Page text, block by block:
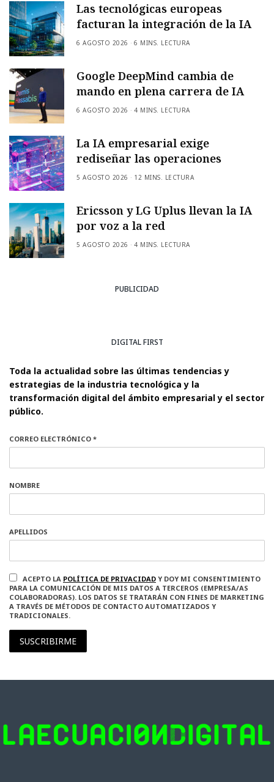
Las tecnológicas europeas
facturan la integración de la IA
6 AGOSTO 2026 6 MINS. LECTURA
Google DeepMind cambia de
mando en plena carrera de IA
6 AGOSTO 2026 4 MINS. LECTURA
La IA empresarial exige
rediseñar las operaciones
5 AGOSTO 2026 12 MINS. LECTURA
Ericsson y LG Uplus llevan la IA
por voz a la red
5 AGOSTO 2026 4 MINS. LECTURA
PUBLICIDAD
DIGITAL FIRST
Toda la actualidad sobre las últimas tendencias y
estrategias de la industria tecnológica y la
transformación digital del ámbito empresarial y el sector
público.
CORREO ELECTRÓNICO *
NOMBRE
APELLIDOS
ACEPTO LA POLÍTICA DE PRIVACIDAD Y DOY MI CONSENTIMIENTO
PARA LA COMUNICACIÓN DE MIS DATOS A TERCEROS (EMPRESA/AS
COLABORADORAS). LOS DATOS SE TRATARÁN CON FINES DE MARKETING
A TRAVÉS DE MÉTODOS DE CONTACTO AUTOMATIZADOS Y
TRADICIONALES.
SUSCRIBIRME